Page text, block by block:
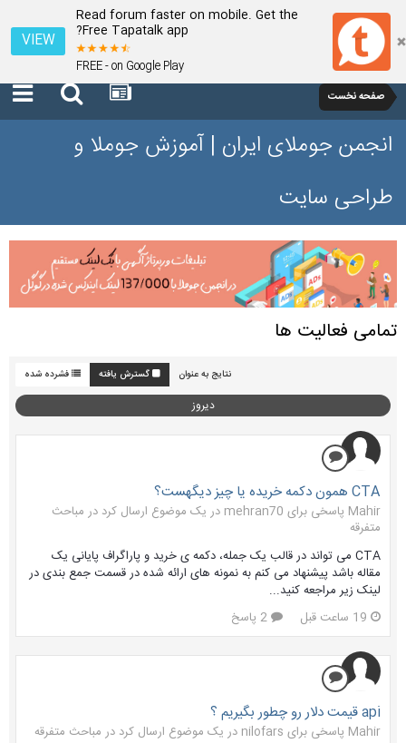
Read forum faster on mobile. Get the
Free Tapatalk app?
FREE - on Google Play
VIEW
صفحه نخست
انجمن جوملای ایران | آموزش جوملا و
طراحی سایت
تمامی فعالیت ها
فشرده شده گسترش یافته نتایج به عنوان
دیروز
CTA همون دکمه خریده یا چیز دیگهست؟
Mahir پاسخی برای mehran70 در یک موضوع ارسال کرد در
مباحث
متفرقه
CTA می تواند در قالب یک جمله، دکمه ی خرید و پاراگراف پایانی یک
مقاله باشد پیشنهاد می کنم به نمونه های ارائه شده در قسمت جمع بندی در
لینک زیر مراجعه کنید...
19 ساعت قبل
api قیمت دلار رو چطور بگیریم ؟
Mahir پاسخی برای nilofars در یک موضوع ارسال کرد در
مباحث متفرقه